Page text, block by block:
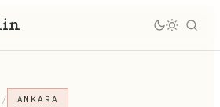
/ ANKARA